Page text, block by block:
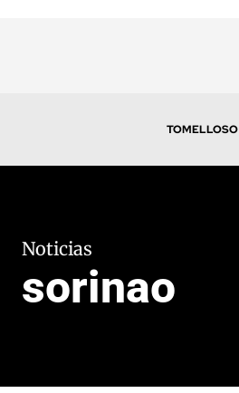
TOMELLOSO
Noticias
sorinao